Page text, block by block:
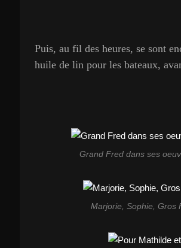
Puis, au fil des heures, se sont
huile de lin pour les bateaux,
Grand Fred dans ses
Marjorie, Sophie, Gros